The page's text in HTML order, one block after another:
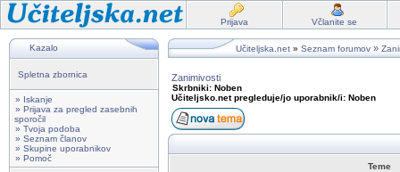
Prijava Včlanite se
Kazalo
Spletna zbornica
» Iskanje
» Prijava za pregled zasebnih
sporočil
» Tvoja podoba
» Seznam članov
» Skupine uporabnikov
» Pomoč
Učiteljska.net » Seznam forumov »
Zanimivosti
Skrbniki: Noben
Učiteljsko.net pregleduje/jo uporabnik/i: Noben
Teme